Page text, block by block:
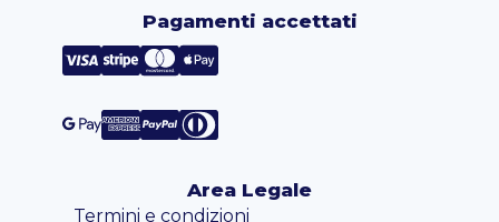
Pagamenti accettati
Area Legale
Termini e condizioni